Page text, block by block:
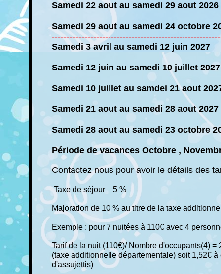
Samedi 22 aout au samedi 29 aout 2026
Samedi 29 aout au samedi 24 octobre
Samedi 3 avril au samedi 12 juin 2027
Samedi 12 juin au samedi 10 juillet 2027
Samedi 10 juillet au samdei 21 aout
Samedi 21 aout au samedi 28 aout 2027
Samedi 28 aout au samedi 23 octobre
Période de vacances Octobre ,
Contactez nous pour avoir le détails des
Taxe de séjour : 5 %
Majoration de 10 % au titre de la taxe
Exemple : pour 7 nuitées à 110€ avec 4
Tarif de la nuit (110€)/ Nombre d'occupants(4)
(taxe additionnelle départementale) soit 1,52€
d'assujettis)